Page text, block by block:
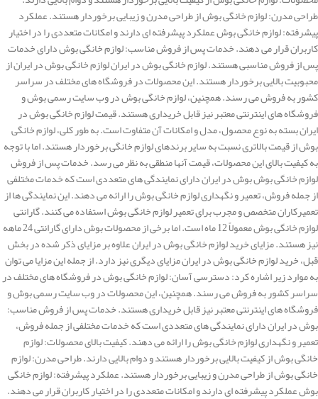
طراحی مدرن: لوازم خانگی بوش از طراحی مدرن و زیبایی برخوردار هستند. عملکرد
پیشرفته: لوازم خانگی بوش عملکرد پیشرفته ای دارند و امکانات متعددی را در اختیار
کاربران قرار می دهند. خدمات پس از فروش مناسب: لوازم خانگی بوش دارای خدمات
پس از فروش مناسبی هستند. لوازم خانگی بوش در ایران لوازم خانگی بوش در ایران از
محبوبیت بالایی برخوردار هستند. این محصولات در فروشگاه های مختلف در سراسر
کشور به فروش می رسند. همچنین، لوازم خانگی بوش در وب سایت رسمی بوش و
فروشگاه های اینترنتی معتبر نیز قابل خریداری هستند. قیمت لوازم خانگی بوش در
ایران بسته به نوع محصول، مدل و امکانات آن متفاوت است. به طور کلی، لوازم خانگی
بوش از قیمت بالاتری نسبت به سایر برندهای لوازم خانگی برخوردار هستند. اما با توجه
به کیفیت بالای این محصولات، قیمت آنها منطقی به نظر می رسد. خدمات پس از فروش
لوازم خانگی بوش بوش در ایران دارای نمایندگی های متعددی است که خدمات مختلفی
از جمله فروش، تعمیر و نگهداری لوازم خانگی بوش را ارائه می دهند. این نمایندگی ها از
تعمیرکاران متخصص و مجرب برای تعمیر لوازم خانگی بوش استفاده می کنند. گارانتی
لوازم خانگی بوش معمولاً 12 ماه است. اما برخی از محصولات بوش دارای گارانتی 24 ماهه
نیز هستند. مزایای خرید لوازم خانگی بوش در ایران علاوه بر مزایای ذکر شده در بخش
قبل، خرید لوازم خانگی بوش در ایران مزایای دیگری نیز دارد. از جمله این مزایا می توان
به موارد زیر اشاره کرد: دسترسی آسان: لوازم خانگی بوش در فروشگاه های مختلف در
سراسر کشور به فروش می رسند. همچنین، این محصولات در وب سایت رسمی بوش و
فروشگاه های اینترنتی معتبر نیز قابل خریداری هستند. خدمات پس از فروش مناسب:
بوش در ایران دارای نمایندگی های متعددی است که خدمات مختلفی از جمله فروش،
تعمیر و نگهداری لوازم خانگی بوش را ارائه می دهند. کیفیت بالای محصولات: لوازم
خانگی بوش از کیفیت بالایی برخوردار هستند و دوام بالایی دارند. طراحی مدرن: لوازم
خانگی بوش از طراحی مدرن و زیبایی برخوردار هستند. عملکرد پیشرفته: لوازم خانگی
بوش عملکرد پیشرفته ای دارند و امکانات متعددی را در اختیار کاربران قرار می دهند.